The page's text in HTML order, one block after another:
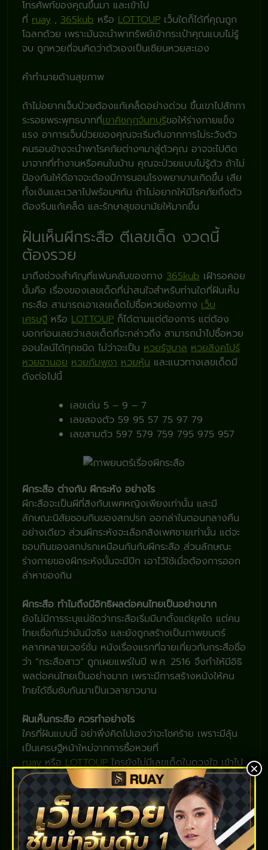
โทรศัพท์ของคุณขึ้นมา และเข้าไป
ที่ ruay , 365kub หรือ LOTTOUP เว็บใดก็ได้ที่คุณถูก
โฉลกด้วย เพราะมันจะนำพาทรัพย์เข้ากระเป๋าคุณแบบไม่รู้
จบ ถูกหวยถี่จนคิดว่าตัวเองเป็นเซียนหวยสะเอง
คำทำนายด้านสุขภาพ
ถ้าไม่อยากเจ็บป่วยต้องแก้เคล็ดอย่างด่วน ขึ้นเขาไปสักกา
ระรอยพระพุทธบาทที่เขาคิชกุฏจันทบุรีขอให้ร่างกายแข็ง
แรง อาการเจ็บป่วยของคุณจะเริ่มต้นจากการไม่ระวังตัว
คนรอบข้างจะนำพาโรคภัยต่างๆมาสู่ตัวคุณ อาจจะไปติด
มาจากที่ทำงานหรือคนในบ้าน คุณจะป่วยแบบไม่รู้ตัว ถ้าไม่
ป้องกันให้ดีอาจจะต้องมีการนอนโรงพยาบาบเกิดขึ้น เสีย
ทั้งเงินและเวลาไปพร้อมๆกัน ถ้าไม่อยากให้มีโรคภัยถึงตัว
ต้องรีบแก้เคล็ด และรักษาสุขอนามัยให้มากขึ้น
ฝันเห็นผีกระสือ ตีเลขเด็ด งวดนี้
ต้องรวย
มาถึงช่วงสำคัญที่แฟนคลับของทาง 365kub เฝ้ารอคอย
นั้นคือ เรื่องของเลขเด็ดที่น่าสนใจสำหรับท่านใดที่ฝันเห็น
กระสือ สามารถเอาเลขเด็ดไปซื้อหวยช่องทาง เว็บ
เศรษฐี หรือ LOTTOUP ก็ได้ตามแต่ต้องการ แต่ต้อง
บอกก่อนเลยว่าเลขเด็ดที่จะกล่าวถึง สามารถนำไปซื้อหวย
ออนไลน์ได้ทุกชนิด ไม่ว่าจะเป็น หวยรัฐบาล หวยสิงคโปร์
หวยฮานอย หวยกัมพูชา หวยหุ้น และแนวทางเลขเด็ดมี
ดังต่อไปนี้
เลขเด่น 5 – 9 – 7
เลขสองตัว 59 95 57 75 97 79
เลขสามตัว 597 579 759 795 975 957
ผีกระสือ ต่างกับ ผีกระหัง อย่างไร
ผีกะสือจะเป็นผีที่สิงกับเพศหญิงเพียงเท่านั้น และมี
ลักษณะนิสัยชอบกินของสกปรก ออกล่าในตอนกลางคืน
อย่างเดียว ส่วนผีกระหังจะเลือกสิงเพศชายเท่านั้น แต่จะ
ชอบกินของสกปรกเหมือนกันกับผีกระสือ ส่วนลักษณะ
ร่างกายของผีกระหังนั้นจะมีปีก เอาไว้ใช้เมื่อต้องการออก
ล่าหาของกิน
ผีกระสือ ทำไมถึงมีอิทธิผลต่อคนไทยเป็นอย่างมาก
ยังไม่มีการระบุแน่ชัดว่ากระสือเริ่มมีมาตั้งแต่ยุคใด แต่คน
ไทยเชื่อกันว่ามันมีจริง และยังถูกสร้างเป็นภาพยนตร์
หลากหลายเวอร์ชั่น หนังเรื่องแรกที่ฉายเกี่ยวกับกระสือชื่อ
ว่า “กระสือสาว” ถูกเผยแพร่ในปี พ.ศ. 2516 จึงทำให้มีอิธิ
พลต่อคนไทยเป็นอย่างมาก เพราะมีการสร้างหนังให้คน
ไทยได้ซึมซับกันมาเป็นเวลายาวนาน
ฝันเห็นกระสือ ควรทำอย่างไร
ใครที่ฝันแบบนี้ อย่าพึ่งคิดไปเองว่าจะโชคร้าย เพราะมีลุ้น
เป็นเศรษฐีหน้าใหม่จากการซื้อหวยที่
ruay หรือ LOTTOUP ใครยังไม่มีเลขเด็ดในดวงใจ เข้าไป
เจาะสูตรแม่นๆได้เลย ไม่ว่าจะเป็นเลขแมวกวัก เลขไอ้ไข่
เลขสลากกินแบ่ง เลขกำลังวันแทงตามง่ายๆไม่ต้องคิด
คำนวณใดๆให้ยุ่งยาก
ขอบคุณรูปภาพบางส่วนจาก10wallpaper
×